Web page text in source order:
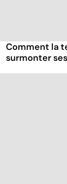
Comment la
surmonter